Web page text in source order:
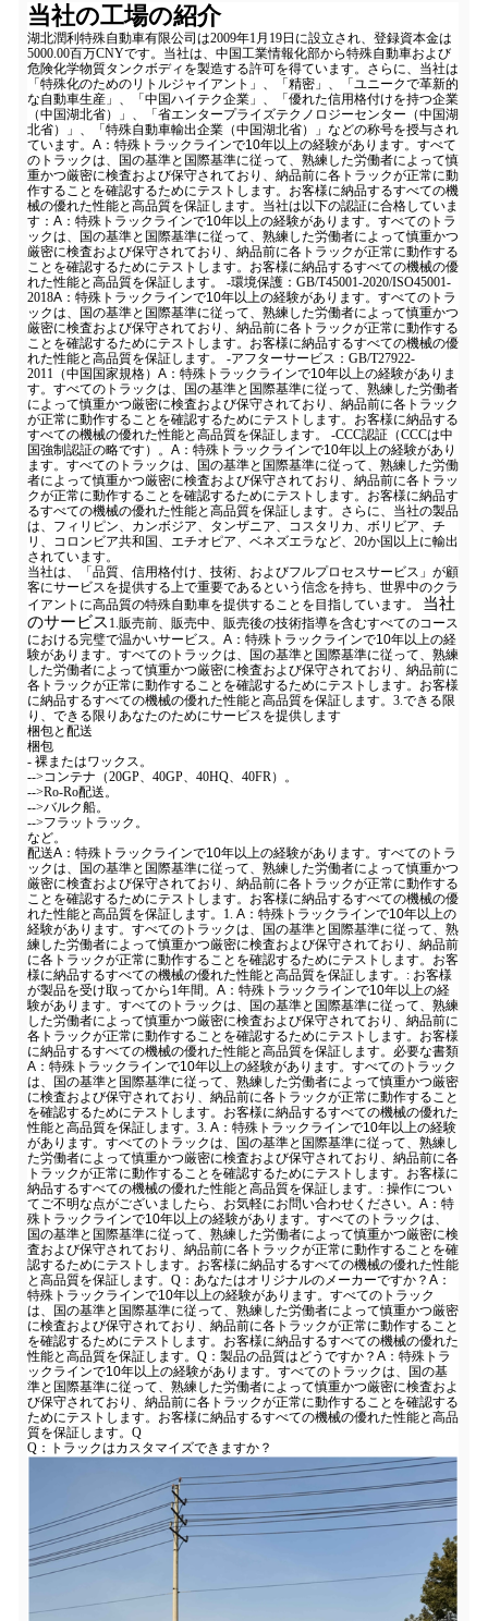
当社の工場の紹介
湖北潤利特殊自動車有限公司は2009年1月19日に設立され、登録資本金は
5000.00百万CNYです。当社は、中国工業情報化部から特殊自動車および
危険化学物質タンクボディを製造する許可を得ています。さらに、当社は
「特殊化のためのリトルジャイアント」、「精密」、「ユニークで革新的
な自動車生産」、「中国ハイテク企業」、「優れた信用格付けを持つ企業
（中国湖北省）」、「省エンタープライズテクノロジーセンター（中国湖
北省）」、「特殊自動車輸出企業（中国湖北省）」などの称号を授与され
ています。 A：特殊トラックラインで10年以上の経験があります。すべて
のトラックは、国の基準と国際基準に従って、熟練した労働者によって慎
重かつ厳密に検査および保守されており、納品前に各トラックが正常に動
作することを確認するためにテストします。お客様に納品するすべての機
械の優れた性能と高品質を保証します。 当社は以下の認証に合格していま
す： A：特殊トラックラインで10年以上の経験があります。すべてのトラ
ックは、国の基準と国際基準に従って、熟練した労働者によって慎重かつ
厳密に検査および保守されており、納品前に各トラックが正常に動作する
ことを確認するためにテストします。お客様に納品するすべての機械の優
れた性能と高品質を保証します。
-環境保護：GB/T45001-2020/ISO45001-
2018A：特殊トラックラインで10年以上の経験があります。すべてのトラ
ックは、国の基準と国際基準に従って、熟練した労働者によって慎重かつ
厳密に検査および保守されており、納品前に各トラックが正常に動作する
ことを確認するためにテストします。お客様に納品するすべての機械の優
れた性能と高品質を保証します。
-アフターサービス：GB/T27922-
2011（中国国家規格） A：特殊トラックラインで10年以上の経験がありま
す。すべてのトラックは、国の基準と国際基準に従って、熟練した労働者
によって慎重かつ厳密に検査および保守されており、納品前に各トラック
が正常に動作することを確認するためにテストします。お客様に納品する
すべての機械の優れた性能と高品質を保証します。
-CCC認証（CCCは中
国強制認証の略です）。 A：特殊トラックラインで10年以上の経験があり
ます。すべてのトラックは、国の基準と国際基準に従って、熟練した労働
者によって慎重かつ厳密に検査および保守されており、納品前に各トラッ
クが正常に動作することを確認するためにテストします。お客様に納品す
るすべての機械の優れた性能と高品質を保証します。 さらに、当社の製品
は、フィリピン、カンボジア、タンザニア、コスタリカ、ボリビア、チ
リ、コロンビア共和国、エチオピア、ベネズエラなど、20か国以上に輸出
されています。
当社は、「品質、信用格付け、技術、およびフルプロセスサービス」が顧
客にサービスを提供する上で重要であるという信念を持ち、世界中のクラ
イアントに高品質の特殊自動車を提供することを目指しています。
当社
のサービス 1.販売前、販売中、販売後の技術指導を含むすべてのコース
における完璧で温かいサービス。 A：特殊トラックラインで10年以上の経
験があります。すべてのトラックは、国の基準と国際基準に従って、熟練
した労働者によって慎重かつ厳密に検査および保守されており、納品前に
各トラックが正常に動作することを確認するためにテストします。お客様
に納品するすべての機械の優れた性能と高品質を保証します。 3.できる限
り、できる限りあなたのためにサービスを提供します
梱包と配送
梱包
- 裸またはワックス。
-->コンテナ（20GP、40GP、40HQ、40FR）。
-->Ro-Ro配送。
-->バルク船。
-->フラットラック。
など。
配送A：特殊トラックラインで10年以上の経験があります。すべてのトラ
ックは、国の基準と国際基準に従って、熟練した労働者によって慎重かつ
厳密に検査および保守されており、納品前に各トラックが正常に動作する
ことを確認するためにテストします。お客様に納品するすべての機械の優
れた性能と高品質を保証します。 1. A：特殊トラックラインで10年以上の
経験があります。すべてのトラックは、国の基準と国際基準に従って、熟
練した労働者によって慎重かつ厳密に検査および保守されており、納品前
に各トラックが正常に動作することを確認するためにテストします。お客
様に納品するすべての機械の優れた性能と高品質を保証します。 : お客様
が製品を受け取ってから1年間。 A：特殊トラックラインで10年以上の経
験があります。すべてのトラックは、国の基準と国際基準に従って、熟練
した労働者によって慎重かつ厳密に検査および保守されており、納品前に
各トラックが正常に動作することを確認するためにテストします。お客様
に納品するすべての機械の優れた性能と高品質を保証します。 必要な書類
A：特殊トラックラインで10年以上の経験があります。すべてのトラック
は、国の基準と国際基準に従って、熟練した労働者によって慎重かつ厳密
に検査および保守されており、納品前に各トラックが正常に動作すること
を確認するためにテストします。お客様に納品するすべての機械の優れた
性能と高品質を保証します。 3. A：特殊トラックラインで10年以上の経験
があります。すべてのトラックは、国の基準と国際基準に従って、熟練し
た労働者によって慎重かつ厳密に検査および保守されており、納品前に各
トラックが正常に動作することを確認するためにテストします。お客様に
納品するすべての機械の優れた性能と高品質を保証します。 : 操作につい
てご不明な点がございましたら、お気軽にお問い合わせください。 A：特
殊トラックラインで10年以上の経験があります。すべてのトラックは、
国の基準と国際基準に従って、熟練した労働者によって慎重かつ厳密に検
査および保守されており、納品前に各トラックが正常に動作することを確
認するためにテストします。お客様に納品するすべての機械の優れた性能
と高品質を保証します。 Q：あなたはオリジナルのメーカーですか？ A：
特殊トラックラインで10年以上の経験があります。すべてのトラック
は、国の基準と国際基準に従って、熟練した労働者によって慎重かつ厳密
に検査および保守されており、納品前に各トラックが正常に動作すること
を確認するためにテストします。お客様に納品するすべての機械の優れた
性能と高品質を保証します。 Q：製品の品質はどうですか？ A：特殊トラ
ックラインで10年以上の経験があります。すべてのトラックは、国の基
準と国際基準に従って、熟練した労働者によって慎重かつ厳密に検査およ
び保守されており、納品前に各トラックが正常に動作することを確認する
ためにテストします。お客様に納品するすべての機械の優れた性能と高品
質を保証します。 Q
Q：トラックはカスタマイズできますか？